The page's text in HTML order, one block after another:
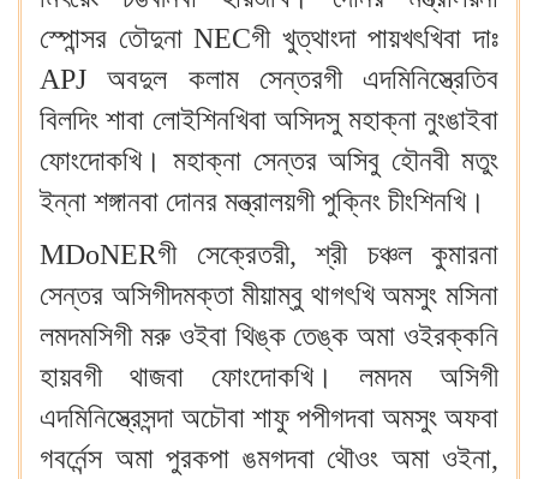
স্পোন্সর তৌদুনা NECগী খুত্থাংদা পায়খৎখিবা দাঃ
APJ অবদুল কলাম সেন্তরগী এদমিনিস্ত্রেতিব
বিলদিং শাবা লোইশিনখিবা অসিদসু মহাক্না নুংঙাইবা
ফোংদোকখি। মহাক্না সেন্তর অসিবু হৌনবী মতুং
ইন্না শঙ্গানবা দোনর মন্ত্রালয়গী পুক্নিং চীংশিনখি।
MDoNERগী সেক্রেতরী, শ্রী চঞ্চল কুমারনা
সেন্তর অসিগীদমক্তা মীয়াম্বু থাগৎখি অমসুং মসিনা
লমদমসিগী মরু ওইবা থিঙ্ক তেঙ্ক অমা ওইরক্কনি
হায়বগী থাজবা ফোংদোকখি। লমদম অসিগী
এদমিনিস্ত্রেসন্দা অচৌবা শাফু পপীগদবা অমসুং অফবা
গবর্নেন্স অমা পুরকপা ঙমগদবা থৌওং অমা ওইনা,